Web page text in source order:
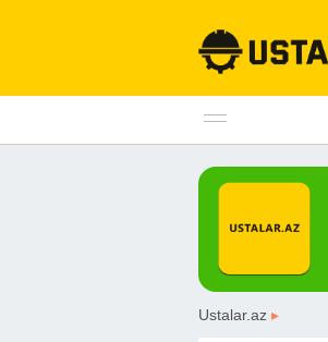
Ustalar.az ▸